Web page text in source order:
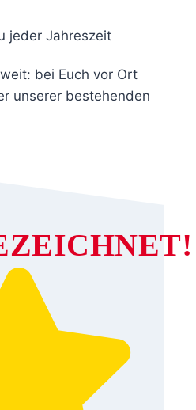
jeder Jahreszeit
bei Euch vor Ort
unserer bestehenden